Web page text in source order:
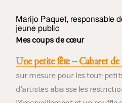
Marijo Paquet, responsable
jeune public
Mes coups de cœur
Une petite fête – Cabaret de
sur mesure pour les tout-
d’artistes abaisse les